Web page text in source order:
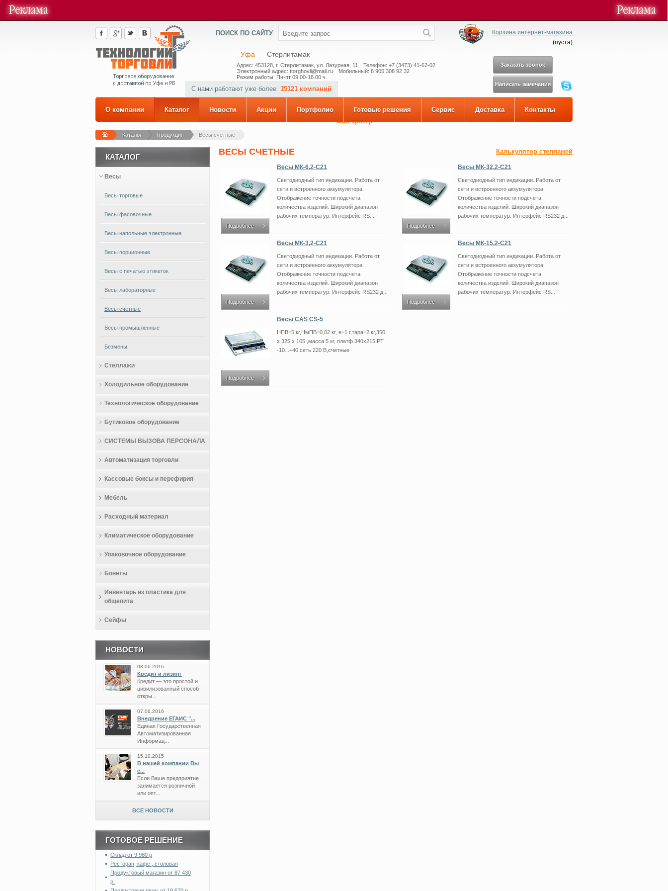
ПОИСК ПО САЙТУ
Корзина интернет-магазина
(пуста)
Уфа Стерлитамак
Адрес: 453128, г. Стерлитамак, ул. Лазурная, 11
Телефон: +7 (3473) 41-62-02
Электронный адрес: ttorghovli@mail.ru
Мобильный: 8 905 308 92 32
Режим работы: Пн-пт 09.00-18.00 ч.
Заказать звонок
Написать замечания
Call-центр
С нами работают уже более 15121 компаний
О компании Каталог Новости Акции Портфолио Готовые решения Сервис Доставка Контакты
Каталог Продукция Весы счетные
Калькулятор стеллажей
ВЕСЫ СЧЕТНЫЕ
Подробнее
Весы МК-6,2-С21
Светодиодный тип индикации. Работа от
сети и встроенного аккумулятора
Отображение точности подсчета
количества изделий. Широкий диапазон
рабочих температур. Интерфейс RS...
Подробнее
Весы МК-32.2-C21
Светодиодный тип индикации. Работа от
сети и встроенного аккумулятора
Отображение точности подсчета
количества изделий. Широкий диапазон
рабочих температур. Интерфейс RS232 д...
Подробнее
Весы МК-3,2-С21
Светодиодный тип индикации. Работа от
сети и встроенного аккумулятора
Отображение точности подсчета
количества изделий. Широкий диапазон
рабочих температур. Интерфейс RS232 д...
Подробнее
Весы МК-15.2-С21
Светодиодный тип индикации. Работа от
сети и встроенного аккумулятора
Отображение точности подсчета
количества изделий. Широкий диапазон
рабочих температур. Интерфейс RS...
Подробнее
Весы CAS CS-5
НПВ=5 кг,НмПВ=0,02 кг, е=1 г,тара=2 кг,350
х 325 х 105 ,масса 5 кг, платф.340х215,РТ
-10...+40,сеть 220 В,счетные
КАТАЛОГ
Весы
Весы торговые
Весы фасовочные
Весы напольные электронные
Весы порционные
Весы с печатью этикеток
Весы лабораторные
Весы счетные
Весы промышленные
Безмены
Стеллажи
Холодильное оборудование
Технологическое оборудование
Бутиковое оборудование
СИСТЕМЫ ВЫЗОВА ПЕРСОНАЛА
Автоматизация торговли
Кассовые боксы и перефирия
Мебель
Расходный материал
Климатическое оборудование
Упаковочное оборудование
Бонеты
Инвентарь из пластика для
общепита
Сейфы
НОВОСТИ
08.06.2016
Кредит и лизинг
Кредит — это простой и
цивилизованный способ
откры...
07.06.2016
Внедрение ЕГАИС "...
Единая Государственная
Автоматизированная
Информац...
15.10.2015
В нашей компании Вы
с...
Если Ваше предприятие
занимается розничной
или опт...
ВСЕ НОВОСТИ
ГОТОВОЕ РЕШЕНИЕ
Склад от 9 980 р
Ресторан, кафе , столовая
Продуктовый магазин от 87 430
р.